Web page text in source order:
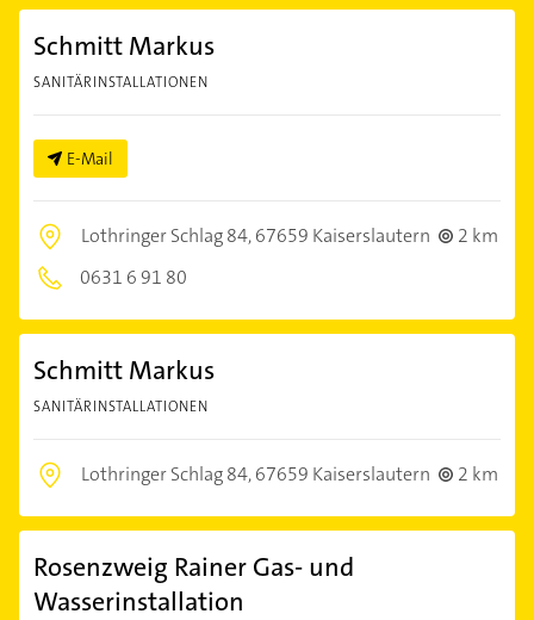
Schmitt Markus
SANITÄRINSTALLATIONEN
E-Mail
Lothringer Schlag 84,67659 Kaiserslautern
2 km
0631 6 91 80
Schmitt Markus
SANITÄRINSTALLATIONEN
Lothringer Schlag 84,67659 Kaiserslautern 2 km
Rosenzweig Rainer Gas- und
Wasserinstallation